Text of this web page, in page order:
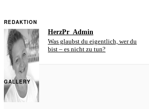
REDAKTION
HerzPr_Admin
Was glaubst du eigentlich, wer du
bist – es nicht zu tun?
GALLERY